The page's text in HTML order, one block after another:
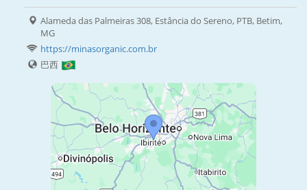
Alameda das Palmeiras 308, Estância do Sereno, PTB, Betim,
MG
https://minasorganic.com.br
巴西